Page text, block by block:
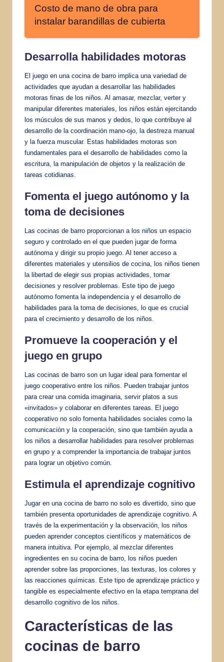
Costo de mano de obra para
instalar barandillas de cubierta
Desarrolla habilidades motoras
El juego en una cocina de barro implica una variedad de
actividades que ayudan a desarrollar las habilidades
motoras finas de los niños. Al amasar, mezclar, verter y
manipular diferentes materiales, los niños están ejercitando
los músculos de sus manos y dedos, lo que contribuye al
desarrollo de la coordinación mano-ojo, la destreza manual
y la fuerza muscular. Estas habilidades motoras son
fundamentales para el desarrollo de habilidades como la
escritura, la manipulación de objetos y la realización de
tareas cotidianas.
Fomenta el juego autónomo y la
toma de decisiones
Las cocinas de barro proporcionan a los niños un espacio
seguro y controlado en el que pueden jugar de forma
autónoma y dirigir su propio juego. Al tener acceso a
diferentes materiales y utensilios de cocina, los niños tienen
la libertad de elegir sus propias actividades, tomar
decisiones y resolver problemas. Este tipo de juego
autónomo fomenta la independencia y el desarrollo de
habilidades para la toma de decisiones, lo que es crucial
para el crecimiento y desarrollo de los niños.
Promueve la cooperación y el
juego en grupo
Las cocinas de barro son un lugar ideal para fomentar el
juego cooperativo entre los niños. Pueden trabajar juntos
para crear una comida imaginaria, servir platos a sus
«invitados» y colaborar en diferentes tareas. El juego
cooperativo no solo fomenta habilidades sociales como la
comunicación y la cooperación, sino que también ayuda a
los niños a desarrollar habilidades para resolver problemas
en grupo y a comprender la importancia de trabajar juntos
para lograr un objetivo común.
Estimula el aprendizaje cognitivo
Jugar en una cocina de barro no solo es divertido, sino que
también presenta oportunidades de aprendizaje cognitivo. A
través de la experimentación y la observación, los niños
pueden aprender conceptos científicos y matemáticos de
manera intuitiva. Por ejemplo, al mezclar diferentes
ingredientes en su cocina de barro, los niños pueden
aprender sobre las proporciones, las texturas, los colores y
las reacciones químicas. Este tipo de aprendizaje práctico y
tangible es especialmente efectivo en la etapa temprana del
desarrollo cognitivo de los niños.
Características de las
cocinas de barro